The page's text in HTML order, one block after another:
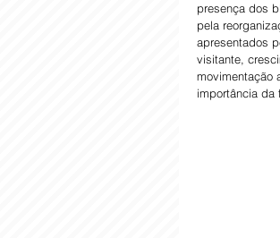
presença dos
pela
apresentados
visitante,
movimentação
importância da